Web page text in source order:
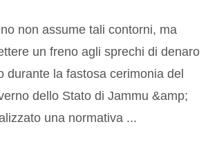
non assume tali contorni, ma
un freno agli sprechi di denaro
durante la fastosa cerimonia del
dello Stato di Jammu &amp;
una normativa ...